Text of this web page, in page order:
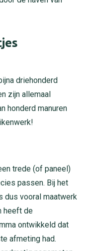
driehonderd
zijn allemaal
honderd manuren
trede (of paneel)
passen. Bij het
dus vooral maatwerk
heeft de
ontwikkeld dat
afmeting had.